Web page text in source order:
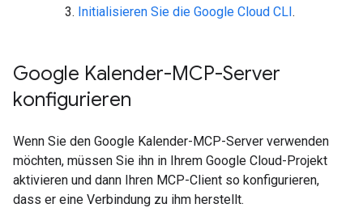
Initialisieren Sie die Google Cloud CLI.
Google Kalender-MCP-Server
konfigurieren
Wenn Sie den Google Kalender-MCP-Server verwenden
möchten, müssen Sie ihn in Ihrem Google Cloud-Projekt
aktivieren und dann Ihren MCP-Client so konfigurieren,
dass er eine Verbindung zu ihm herstellt.